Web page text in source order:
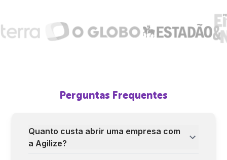
Perguntas Frequentes
Quanto custa abrir uma empresa com
a Agilize?